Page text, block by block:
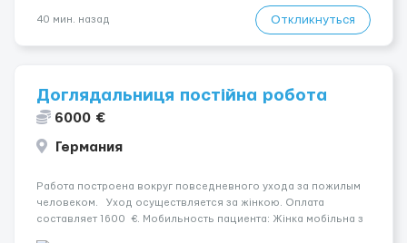
40 мин. назад Откликнуться
Доглядальниця постійна робота
6000 €
Германия
Работа построена вокруг повседневного ухода за пожилым
человеком. Уход осуществляется за жінкою. Оплата
составляет 1600 €. Мобильность пациента: Жінка мобільна з